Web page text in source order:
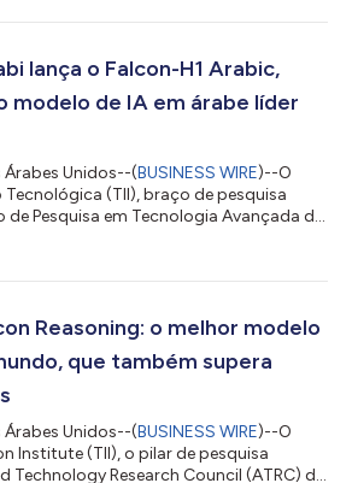
Rede Global do Centro para a
cerimônia de assinatura realizada
Anual do Fó...
lança o Falcon-H1 Arabic,
modelo de IA em árabe líder
Árabes Unidos--(BUSINESS WIRE)--O
(TII), braço de pesquisa
Pesquisa em Tecnologia Avançada de
Mamba-Transformer.
Transformers, este novo modelo se
de melhor desempenho no ranking
Reasoning: o melhor modelo
que também supera
Árabes Unidos--(BUSINESS WIRE)--O
Institute (TII), o pilar de pesquisa
Technology Research Council (ATRC) de